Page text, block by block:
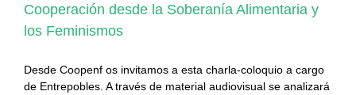
Cooperación desde la Soberanía Alimentaria y
los Feminismos
Desde Coopenf os invitamos a esta charla-coloquio a cargo
de Entrepobles. A través de material audiovisual se analizará